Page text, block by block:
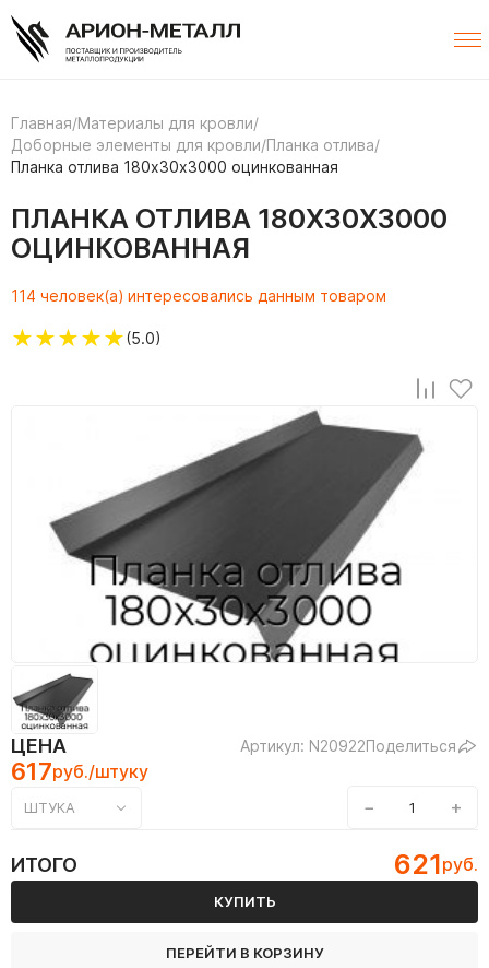
Главная/Материалы для кровли/
Доборные элементы для кровли/Планка отлива/
Планка отлива 180х30х3000 оцинкованная
ПЛАНКА ОТЛИВА 180Х30Х3000
ОЦИНКОВАННАЯ
114 человек(а) интересовались данным товаром
★★★★★(5.0)
ЦЕНА Артикул: N20922Поделиться
617руб./штуку
ШТУКА − +
ИТОГО 621руб.
КУПИТЬ
ПЕРЕЙТИ В КОРЗИНУ